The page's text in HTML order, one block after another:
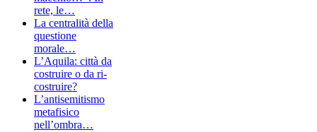
rete, le…
La centralità della
questione
morale…
L’Aquila: città da
costruire o da ri-
costruire?
L’antisemitismo
metafisico
nell’ombra…